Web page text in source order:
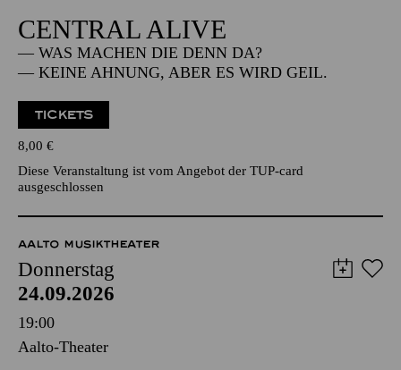
CENTRAL ALIVE
— WAS MACHEN DIE DENN DA?
— KEINE AHNUNG, ABER ES WIRD GEIL.
TICKETS
8,00 €
Diese Veranstaltung ist vom Angebot der TUP-card
ausgeschlossen
AALTO MUSIKTHEATER
Donnerstag
24.09.2026
19:00
Aalto-Theater